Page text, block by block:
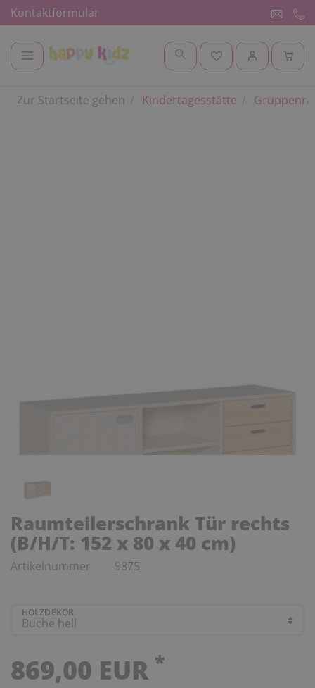
Kontaktformular
Zur Startseite gehen Kindertagesstätte
Raumteilerschrank Tür rechts
(B/H/T: 152 x 80 x 40 cm)
Artikelnummer 9875
HOLZDEKOR
869,00 EUR *